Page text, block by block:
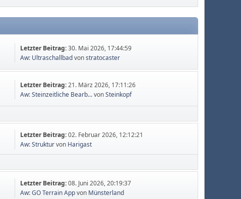
Letzter Beitrag:30. Mai 2026, 17:44:59
Aw: Ultraschallbadvonstratocaster
Letzter Beitrag:21. März 2026, 17:11:26
Aw: Steinzeitliche Bearb...vonSteinkopf
Letzter Beitrag:02. Februar 2026, 12:12:21
Aw: Strukturvon Harigast
Letzter Beitrag:08. Juni 2026, 20:19:37
Aw: GO Terrain Appvon Münsterland